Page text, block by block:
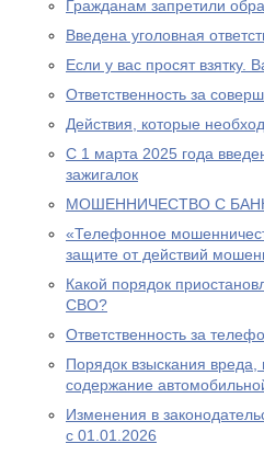
Гражданам запретили
Введена уголовная
Если у вас просят взятку.
Ответственность за
Действия, которые
С 1 марта 2025 года
зажигалок
МОШЕННИЧЕСТВО С
«Телефонное
защите от действий
Какой порядок
СВО?
Ответственность за
Порядок взыскания вреда,
содержание
Изменения в
с 01.01.2026